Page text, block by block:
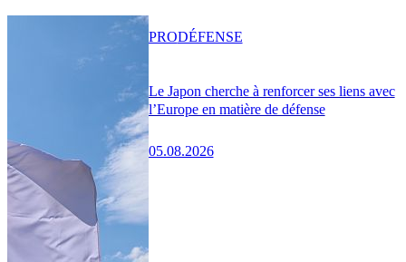
Le Japon cherche à renforcer ses liens avec
l’Europe en matière de défense
05.08.2026
PRODÉFENSE